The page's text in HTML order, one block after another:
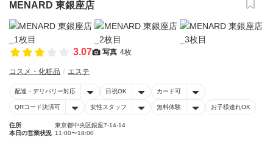
MENARD 東銀座店
3.07 写真 4枚
コスメ・化粧品 エステ
配達・デリバリー対応 日祝OK カード可
QRコード決済可 女性スタッフ 無料体験 お子様連れOK
住所
東京都中央区銀座7-14-14
本日の営業状況 11:00〜18:00